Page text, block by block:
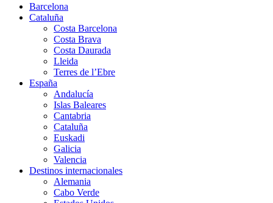
Barcelona
Cataluña
Costa Barcelona
Costa Brava
Costa Daurada
Lleida
Terres de l’Ebre
España
Andalucía
Islas Baleares
Cantabria
Cataluña
Euskadi
Galicia
Valencia
Destinos internacionales
Alemania
Cabo Verde